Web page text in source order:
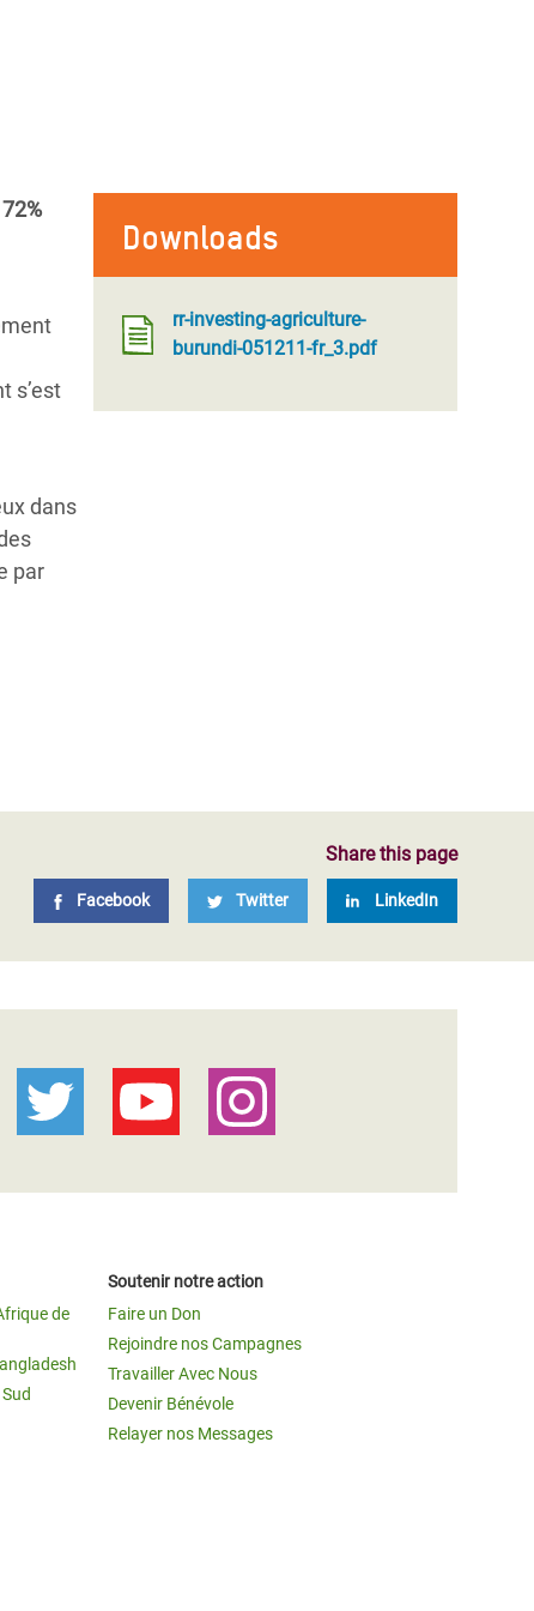
Downloads
rr-investing-agriculture-
burundi-051211-fr_3.pdf
s’est
dans
par
Share this page
Facebook Twitter LinkedIn
de
Soutenir notre action
Faire un Don
Rejoindre nos Campagnes
Travailler Avec Nous
Devenir Bénévole
Relayer nos Messages